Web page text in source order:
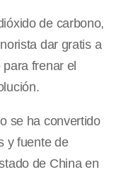
de carbono,
dar gratis a
frenar el
se ha convertido
y fuente de
de China en